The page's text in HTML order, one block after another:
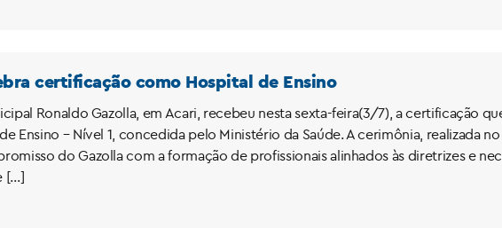
certificação como Hospital de Ensino
Ronaldo Gazolla, em Acari, recebeu nesta sexta-feira(3/7), a certificação
Ensino – Nível 1, concedida pelo Ministério da Saúde. A cerimônia, realizada
do Gazolla com a formação de profissionais alinhados às diretrizes e
[…]